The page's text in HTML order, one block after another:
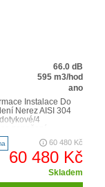
66.0 dB
595 m3/hod
ano
Instalace Do
Nerez AISI 304
4
zajíždění/časov..
60 480 Kč
60 480 Kč
Skladem